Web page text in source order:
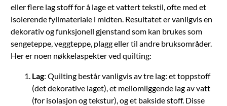
eller flere lag stoff for å lage et vattert tekstil, ofte med et
isolerende fyllmateriale i midten. Resultatet er vanligvis en
dekorativ og funksjonell gjenstand som kan brukes som
sengeteppe, veggteppe, plagg eller til andre bruksområder.
Her er noen nøkkelaspekter ved quilting:
Lag: Quilting består vanligvis av tre lag: et toppstoff
(det dekorative laget), et mellomliggende lag av vatt
(for isolasjon og tekstur), og et bakside stoff. Disse